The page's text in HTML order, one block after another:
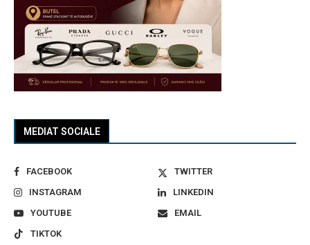
MEDIAT SOCIALE
FACEBOOK
TWITTER
INSTAGRAM
LINKEDIN
YOUTUBE
EMAIL
TIKTOK